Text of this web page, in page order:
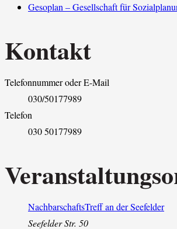
Gesoplan – Gesellschaft für
Kontakt
Telefonnummer oder E-Mail
030/50177989
Telefon
030 50177989
NachbarschaftsTreff an der Seefelder
Seefelder Str. 50